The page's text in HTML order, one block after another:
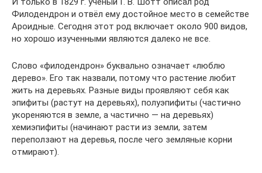
Филодендрон и отвёл ему достойное место в семействе
Ароидные. Сегодня этот род включает около 900 видов,
но хорошо изученными являются далеко не все.
Слово «филодендрон» буквально означает «люблю
дерево». Его так назвали, потому что растение любит
жить на деревьях. Разные виды проявляют себя как
эпифиты (растут на деревьях), полуэпифиты (частично
укореняются в земле, а частично — на деревьях)
хемиэпифиты (начинают расти из земли, затем
переползают на деревья, после чего земляные корни
отмирают).